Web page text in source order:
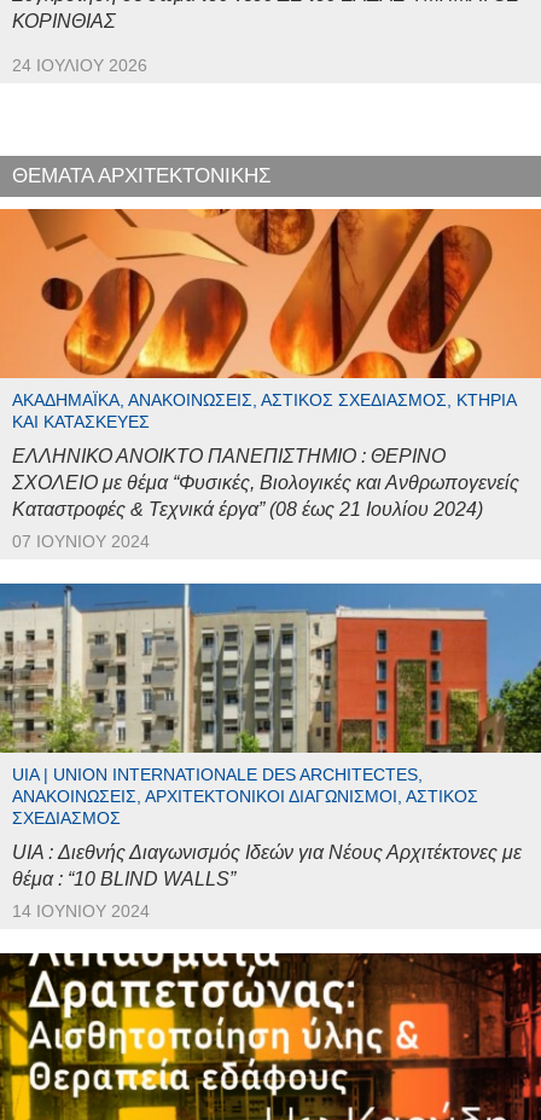
ΚΟΡΙΝΘΙΑΣ
24 ΙΟΥΛΊΟΥ 2026
ΘΕΜΑΤΑ ΑΡΧΙΤΕΚΤΟΝΙΚΗΣ
ΑΚΑΔΗΜΑΪΚΆ, ΑΝΑΚΟΙΝΏΣΕΙΣ, ΑΣΤΙΚΌΣ ΣΧΕΔΙΑΣΜΌΣ, ΚΤΉΡΙΑ
ΚΑΙ ΚΑΤΑΣΚΕΥΈΣ
ΕΛΛΗΝΙΚΟ ΑΝΟΙΚΤΟ ΠΑΝΕΠΙΣΤΗΜΙΟ : ΘΕΡΙΝΟ
ΣΧΟΛΕΙΟ με θέμα “Φυσικές, Βιολογικές και Ανθρωπογενείς
Καταστροφές & Τεχνικά έργα” (08 έως 21 Ιουλίου 2024)
07 ΙΟΥΝΊΟΥ 2024
UIA | UNION INTERNATIONALE DES ARCHITECTES,
ΑΝΑΚΟΙΝΏΣΕΙΣ, ΑΡΧΙΤΕΚΤΟΝΙΚΟΊ ΔΙΑΓΩΝΙΣΜΟΊ, ΑΣΤΙΚΌΣ
ΣΧΕΔΙΑΣΜΌΣ
UIA : Διεθνής Διαγωνισμός Ιδεών για Νέους Αρχιτέκτονες με
θέμα : “10 BLIND WALLS”
14 ΙΟΥΝΊΟΥ 2024